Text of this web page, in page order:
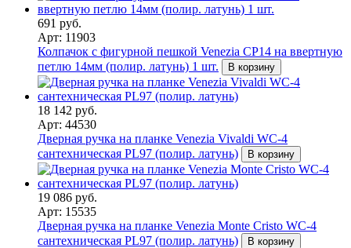
691 руб.
Арт: 11903
Колпачок с фигурной пешкой Venezia CP14 на ввертную
петлю 14мм (полир. латунь) 1 шт.
В корзину
18 142 руб.
Арт: 44530
Дверная ручка на планке Venezia Vivaldi WC-4
сантехническая PL97 (полир. латунь)
В корзину
19 086 руб.
Арт: 15535
Дверная ручка на планке Venezia Monte Cristo WC-4
сантехническая PL97 (полир. латунь)
В корзину